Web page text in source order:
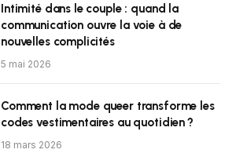
Intimité dans le couple : quand la
communication ouvre la voie à de
nouvelles complicités
5 mai 2026
Comment la mode queer transforme les
codes vestimentaires au quotidien ?
18 mars 2026